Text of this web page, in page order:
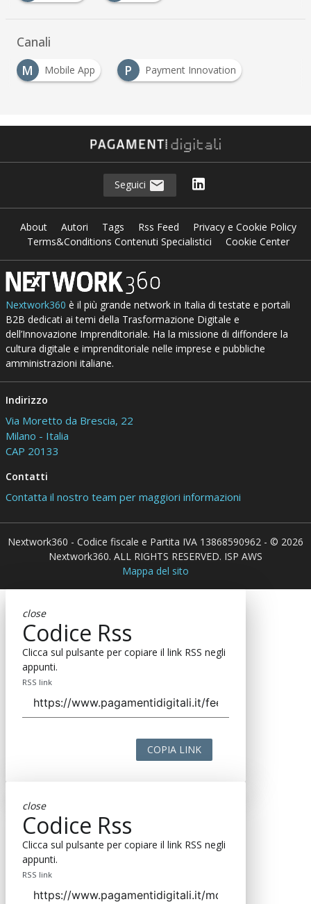
Canali
M
Mobile App P Payment Innovation
Seguici
About Autori Tags Rss Feed
Privacy e Cookie Policy
Terms&Conditions Contenuti Specialistici
Cookie Center
Nextwork360 è il più grande network in Italia di testate e portali
B2B dedicati ai temi della Trasformazione Digitale e
dell’Innovazione Imprenditoriale. Ha la missione di diffondere la
cultura digitale e imprenditoriale nelle imprese e pubbliche
amministrazioni italiane.
Indirizzo
Via Moretto da Brescia, 22
Milano - Italia
CAP 20133
Contatti
Contatta il nostro team per maggiori informazioni
Nextwork360 - Codice fiscale e Partita IVA 13868590962 - © 2026
Nextwork360. ALL RIGHTS RESERVED. ISP AWS
Mappa del sito
close
Codice Rss
Clicca sul pulsante per copiare il link RSS negli
appunti.
RSS link
COPIA LINK
close
Codice Rss
Clicca sul pulsante per copiare il link RSS negli
appunti.
RSS link